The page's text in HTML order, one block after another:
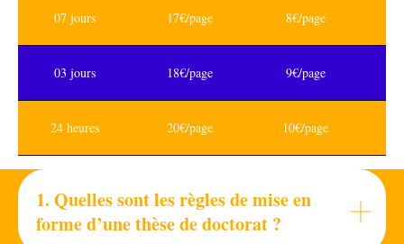
07 jours 17€/page 8€/page
03 jours 18€/page 9€/page
24 heures 20€/page 10€/page
1. Quelles sont les règles de mise en
forme d’une thèse de doctorat ?